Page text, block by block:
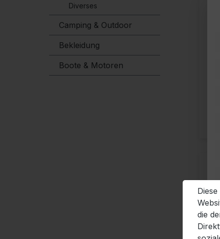
Diverses
Camping & Outdoor
Bekleidung
Boote & Motoren
die